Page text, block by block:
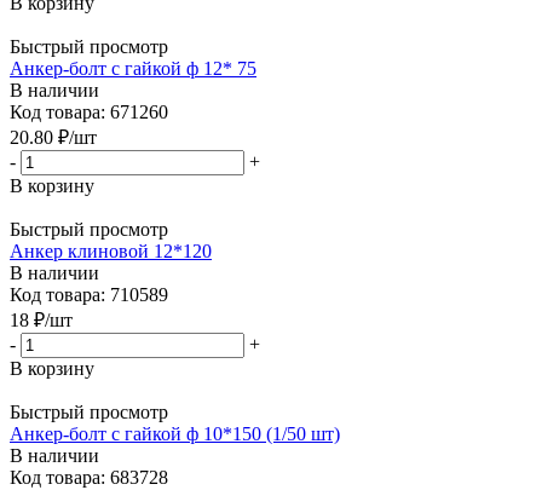
Быстрый просмотр
Анкер-болт с гайкой ф 12* 75
В наличии
Код товара: 671260
20.80 ₽/шт
-
+
В корзину
Быстрый просмотр
Анкер клиновой 12*120
В наличии
Код товара: 710589
18 ₽/шт
-
+
В корзину
Быстрый просмотр
Анкер-болт с гайкой ф 10*150 (1/50 шт)
В наличии
Код товара: 683728